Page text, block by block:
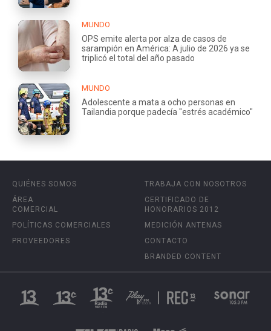
MUNDO
OPS emite alerta por alza de casos de
sarampión en América: A julio de 2026 ya se
triplicó el total del año pasado
MUNDO
Adolescente a mata a ocho personas en
Tailandia porque padecía "estrés académico"
QUIÉNES SOMOS
ÁREA
COMERCIAL
POLÍTICAS COMERCIALES
PROVEEDORES
TRABAJA CON NOSOTROS
CERTIFICADO DE
HONORARIOS 2012
MEDICIÓN ANTENAS
CONTACTO
BRANDED CONTENT